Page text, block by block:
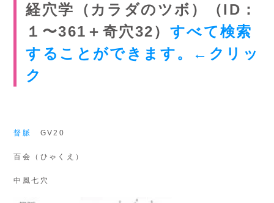
経穴学（カラダのツボ）（ID：
１〜361＋奇穴32） すべて検索
することができます。←クリッ
ク
督脈 GV20
百会（ひゃくえ）
中風七穴